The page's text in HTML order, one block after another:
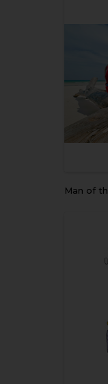
man of the